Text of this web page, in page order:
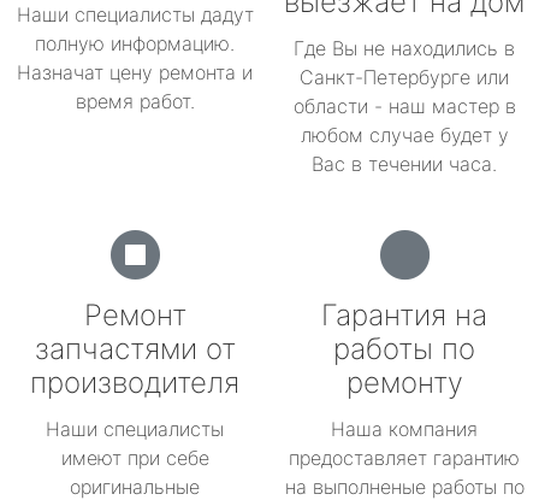
Наши специалисты дадут
полную информацию.
Назначат цену ремонта и
время работ.
Где Вы не находились в
Санкт-Петербурге или
области - наш мастер в
любом случае будет у
Вас в течении часа.
Ремонт
запчастями от
производителя
Наши специалисты
имеют при себе
оригинальные
Гарантия на
работы по
ремонту
Наша компания
предоставляет гарантию
на выполненые работы по